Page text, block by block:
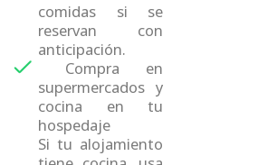
comidas si se
reservan con
anticipación.
Compra en
supermercados y
cocina en tu
hospedaje
Si tu alojamiento